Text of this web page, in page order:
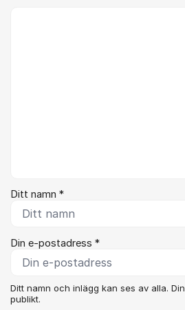
Ditt namn *
Din e-postadress *
Ditt namn och inlägg kan ses av alla.
publikt.